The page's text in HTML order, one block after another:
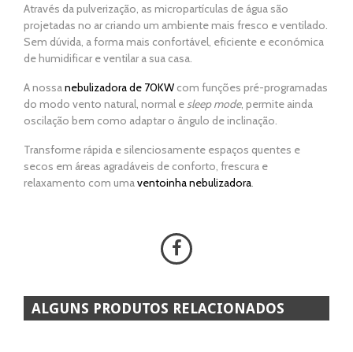
Home
Aquecimento
Salamandra
Casa e Jardim
Eletrodomésticos
Sobre
Através da pulverização, as micropartículas de água são
projetadas no ar criando um ambiente mais fresco e ventilado.
Sem dúvida, a forma mais confortável, eficiente e económica
de humidificar e ventilar a sua casa.
A nossanebulizadora de 70KWcom funções pré-programadas
do modo vento natural, normal esleep mode, permite ainda
oscilação bem como adaptar o ângulo de inclinação.
Transforme rápida e silenciosamente espaços quentes e
secos em áreas agradáveis de conforto, frescura e
relaxamento com umaventoinha nebulizadora.
ALGUNS PRODUTOS RELACIONADOS